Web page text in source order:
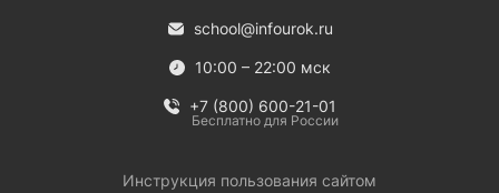
school@infourok.ru
10:00 – 22:00 мск
+7 (800) 600-21-01
Бесплатно для России
Инструкция пользования сайтом